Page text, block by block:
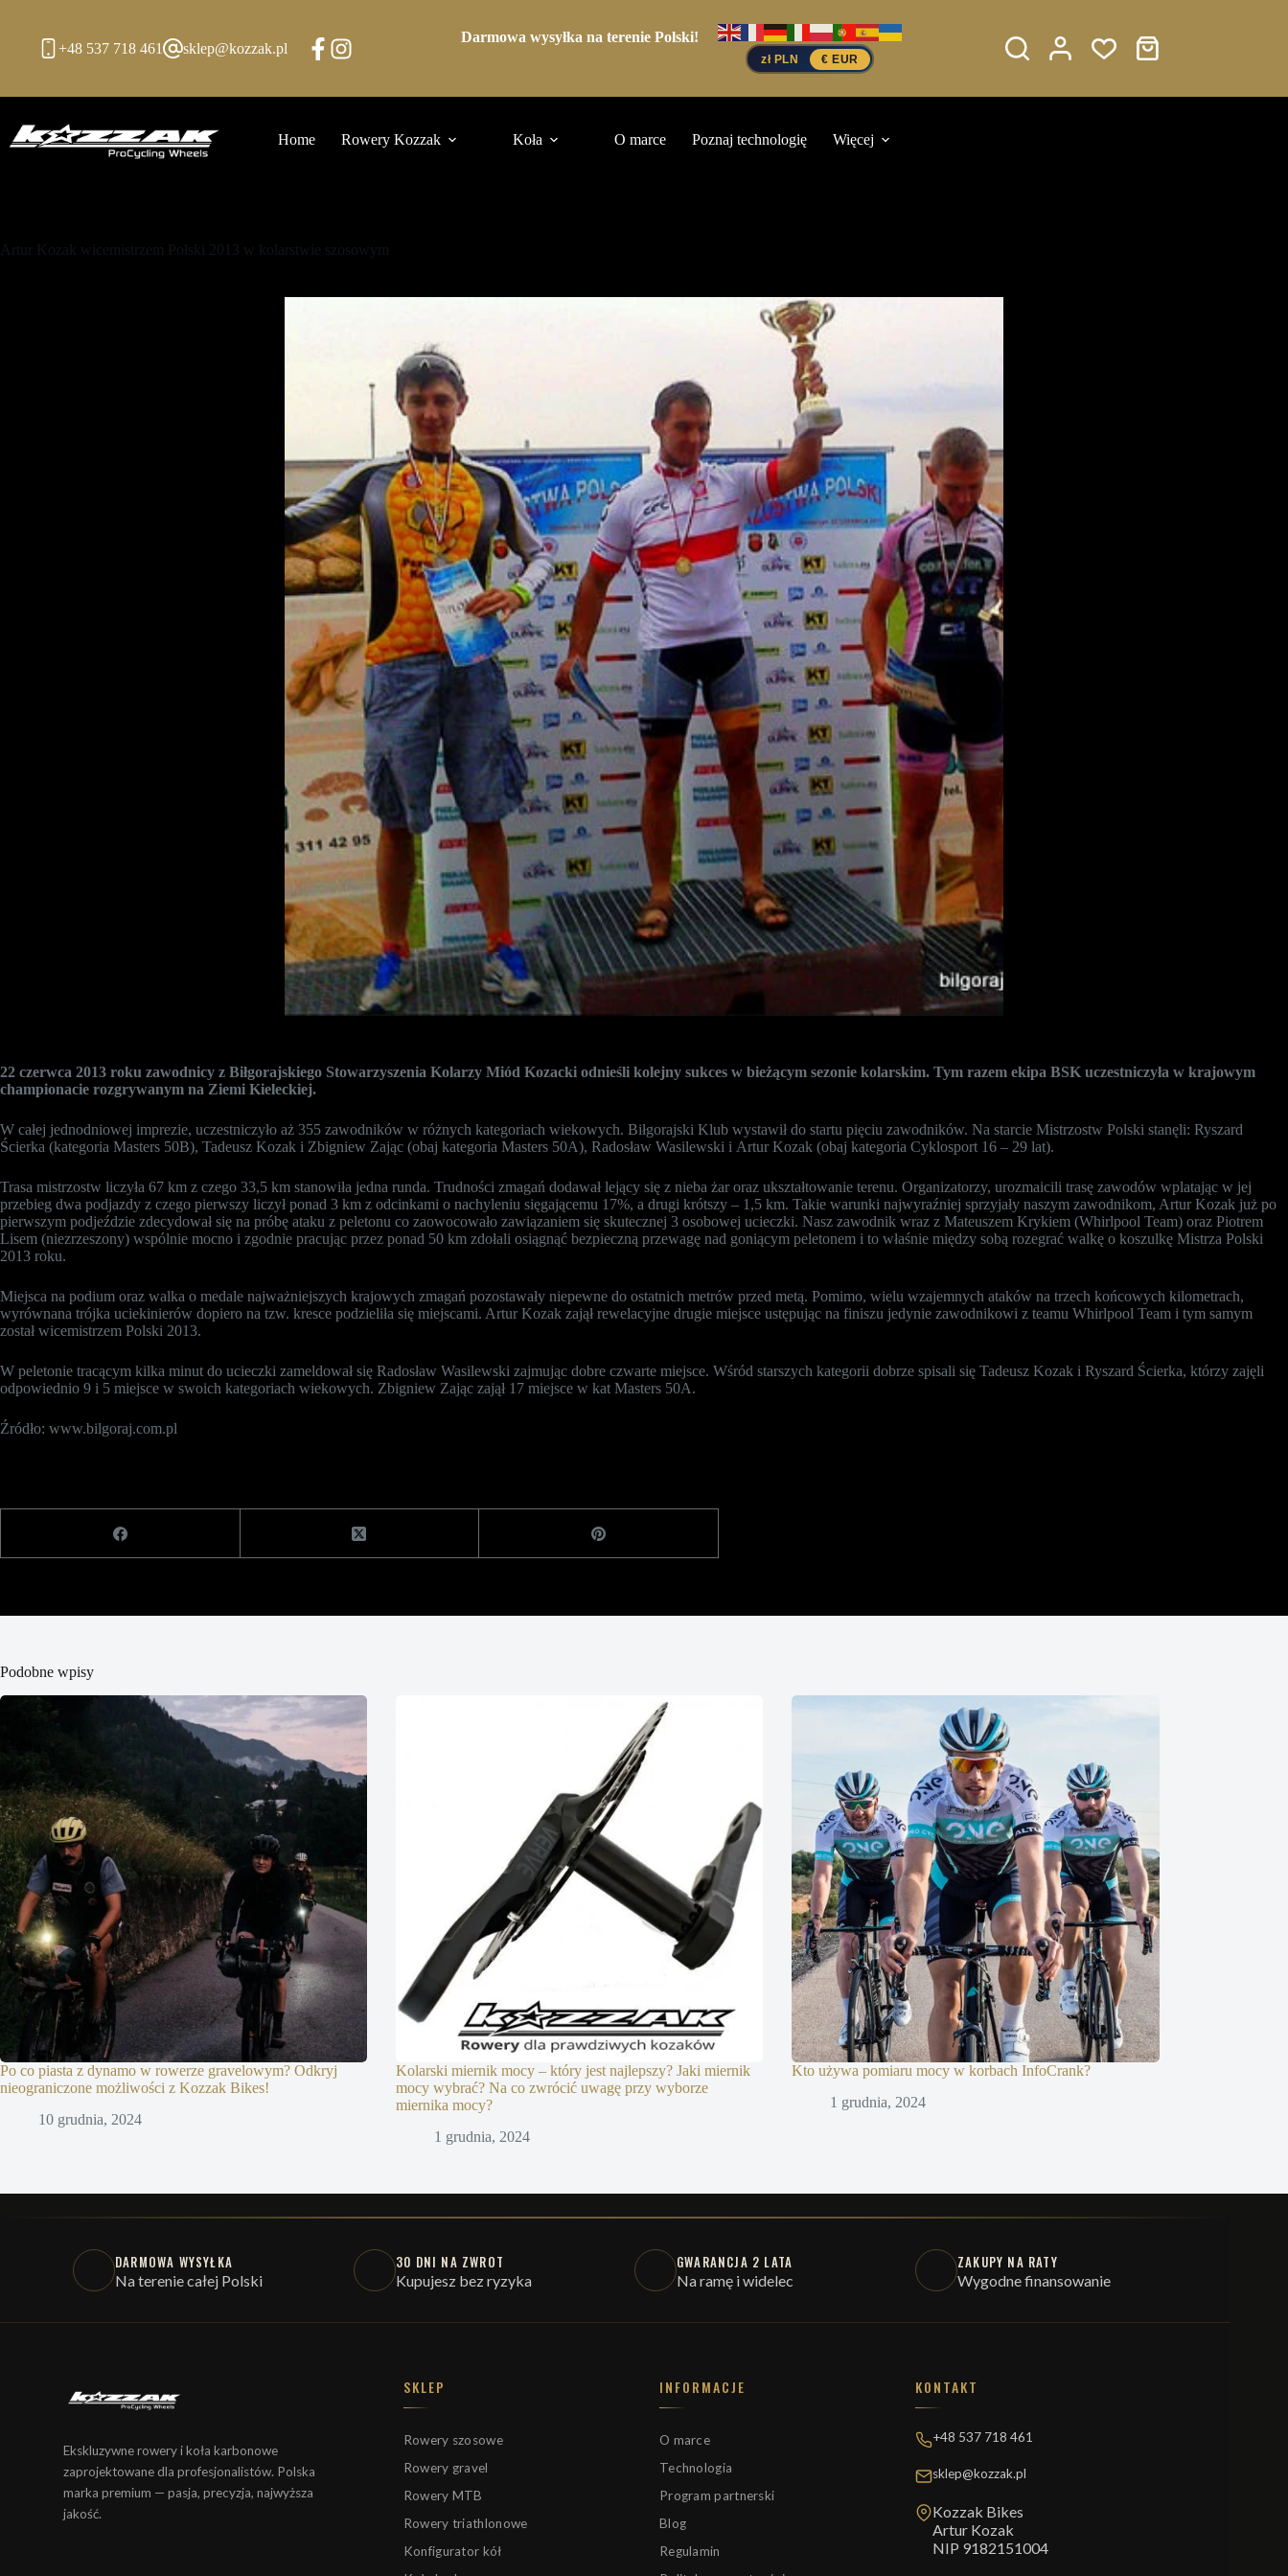
+48 537 718 461 sklep@kozzak.pl
Darmowa wysyłka na terenie Polski!
zł PLN € EUR Koszyk
Home Rowery Kozzak Koła O marce Poznaj technologię Więcej
Artur Kozak wicemistrzem Polski 2013 w kolarstwie szosowym
22 czerwca 2013 roku zawodnicy z Biłgorajskiego Stowarzyszenia Kolarzy Miód Kozacki odnieśli kolejny sukces w bieżącym sezonie kolarskim. Tym razem ekipa BSK uczestniczyła w krajowym
championacie rozgrywanym na Ziemi Kieleckiej.
W całej jednodniowej imprezie, uczestniczyło aż 355 zawodników w różnych kategoriach wiekowych. Biłgorajski Klub wystawił do startu pięciu zawodników. Na starcie Mistrzostw Polski stanęli: Ryszard
Ścierka (kategoria Masters 50B), Tadeusz Kozak i Zbigniew Zając (obaj kategoria Masters 50A), Radosław Wasilewski i Artur Kozak (obaj kategoria Cyklosport 16 – 29 lat).
Trasa mistrzostw liczyła 67 km z czego 33,5 km stanowiła jedna runda. Trudności zmagań dodawał lejący się z nieba żar oraz ukształtowanie terenu. Organizatorzy, urozmaicili trasę zawodów wplatając w jej
przebieg dwa podjazdy z czego pierwszy liczył ponad 3 km z odcinkami o nachyleniu sięgającemu 17%, a drugi krótszy – 1,5 km. Takie warunki najwyraźniej sprzyjały naszym zawodnikom, Artur Kozak już po
pierwszym podjeździe zdecydował się na próbę ataku z peletonu co zaowocowało zawiązaniem się skutecznej 3 osobowej ucieczki. Nasz zawodnik wraz z Mateuszem Krykiem (Whirlpool Team) oraz Piotrem
Lisem (niezrzeszony) wspólnie mocno i zgodnie pracując przez ponad 50 km zdołali osiągnąć bezpieczną przewagę nad goniącym peletonem i to właśnie między sobą rozegrać walkę o koszulkę Mistrza Polski
2013 roku.
Miejsca na podium oraz walka o medale najważniejszych krajowych zmagań pozostawały niepewne do ostatnich metrów przed metą. Pomimo, wielu wzajemnych ataków na trzech końcowych kilometrach,
wyrównana trójka uciekinierów dopiero na tzw. kresce podzieliła się miejscami. Artur Kozak zajął rewelacyjne drugie miejsce ustępując na finiszu jedynie zawodnikowi z teamu Whirlpool Team i tym samym
został wicemistrzem Polski 2013.
W peletonie tracącym kilka minut do ucieczki zameldował się Radosław Wasilewski zajmując dobre czwarte miejsce. Wśród starszych kategorii dobrze spisali się Tadeusz Kozak i Ryszard Ścierka, którzy zajęli
odpowiednio 9 i 5 miejsce w swoich kategoriach wiekowych. Zbigniew Zając zajął 17 miejsce w kat Masters 50A.
Źródło: www.bilgoraj.com.pl
Podobne wpisy
Po co piasta z dynamo w rowerze gravelowym? Odkryj
nieograniczone możliwości z Kozzak Bikes!
10 grudnia, 2024
Kolarski miernik mocy – który jest najlepszy? Jaki miernik
mocy wybrać? Na co zwrócić uwagę przy wyborze
miernika mocy?
1 grudnia, 2024
Kto używa pomiaru mocy w korbach InfoCrank?
1 grudnia, 2024
DARMOWA WYSYŁKA
Na terenie całej Polski
30 DNI NA ZWROT
Kupujesz bez ryzyka
GWARANCJA 2 LATA
Na ramę i widelec
ZAKUPY NA RATY
Wygodne finansowanie
Ekskluzywne rowery i koła karbonowe
zaprojektowane dla profesjonalistów. Polska
marka premium — pasja, precyzja, najwyższa
jakość.
SKLEP
Rowery szosowe
Rowery gravel
Rowery MTB
Rowery triathlonowe
Konfigurator kół
INFORMACJE
O marce
Technologia
Program partnerski
Blog
Regulamin
KONTAKT
+48 537 718 461
sklep@kozzak.pl
Kozzak Bikes
Artur Kozak
NIP 9182151004